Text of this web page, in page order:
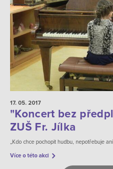
17. 05. 2017
"Koncert bez
ZUŠ Fr. Jílka
„Kdo chce pochopit hudbu,
Více o této akci